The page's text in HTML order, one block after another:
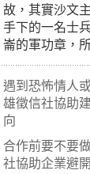
故，其實沙文
手下的一名士
崙的軍功章，
事蹟和政策產
的狀況，所以
暗指偏見和歧
向的人，通常
國家的人，所
在種族歧視的
遇到恐怖情人
雄徵信社協助
向
合作前要不要
社協助企業避